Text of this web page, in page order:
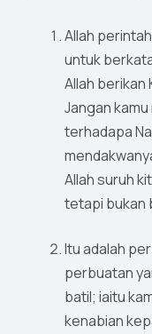
Allah
untuk
Allah berikan
Jangan
terhadapa
Allah suruh
tetapi bukan
Itu adalah
perbuatan
batil; iaitu
kenabian